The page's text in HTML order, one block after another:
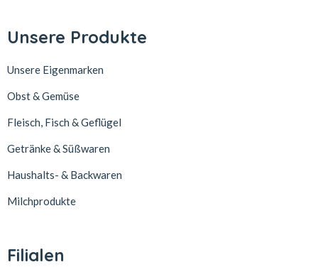
Unsere Produkte
Unsere Eigenmarken
Obst & Gemüse
Fleisch, Fisch & Geflügel
Getränke & Süßwaren
Haushalts- & Backwaren
Milchprodukte
Filialen